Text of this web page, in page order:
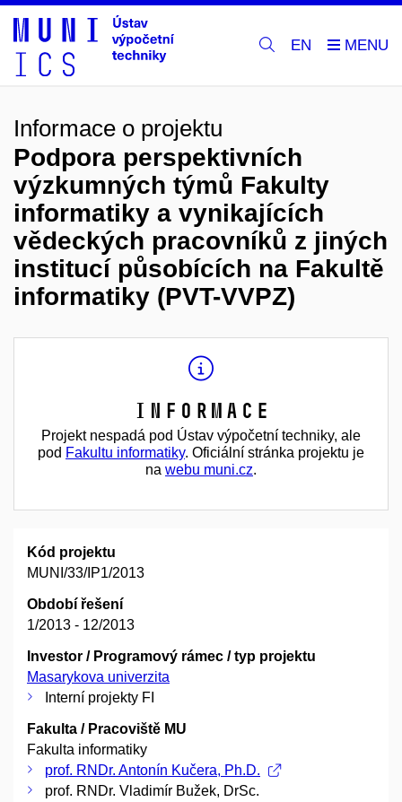
EN
Informace o projektu
Podpora perspektivních
výzkumných týmů Fakulty
informatiky a vynikajících
vědeckých pracovníků z jiných
institucí působících na Fakultě
informatiky (PVT-VVPZ)
Informace
Projekt nespadá pod Ústav výpočetní techniky, ale
pod Fakultu informatiky. Oficiální stránka projektu je
na webu muni.cz.
Kód projektu
MUNI/33/IP1/2013
Období řešení
1/2013 - 12/2013
Investor / Programový rámec / typ projektu
Masarykova univerzita
Interní projekty FI
Fakulta / Pracoviště MU
Fakulta informatiky
prof. RNDr. Antonín Kučera, Ph.D.
prof. RNDr. Vladimír Bužek, DrSc.